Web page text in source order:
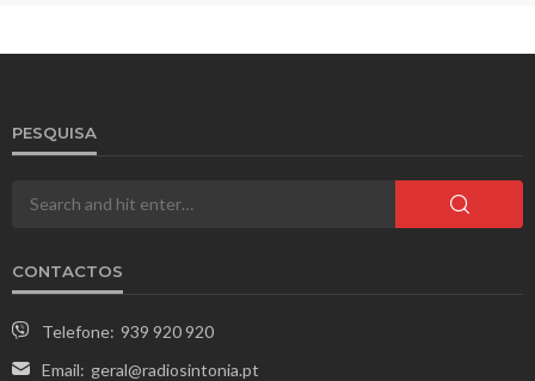
PESQUISA
CONTACTOS
Telefone: 939 920 920
Email: geral@radiosintonia.pt